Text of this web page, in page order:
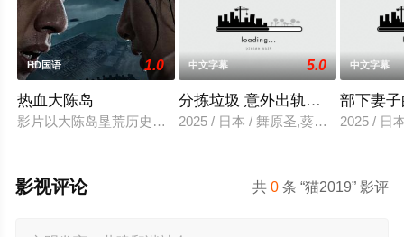
HD国语 1.0
热血大陈岛
影片以大陈岛垦荒历史为创作底色，在尊重历史真实性的前提
中文字幕 5.0
分拣垃圾 意外出轨性爱
2025 / 日本 / 舞原圣,葵悠太
中文字幕
部下妻
2025 / 日
共0 条 “猫2019” 影评
影视评论